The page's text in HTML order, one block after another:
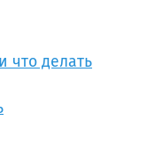
что делать